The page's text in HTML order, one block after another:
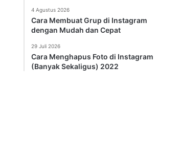
4 Agustus 2026
Cara Membuat Grup di Instagram
dengan Mudah dan Cepat
29 Juli 2026
Cara Menghapus Foto di Instagram
(Banyak Sekaligus) 2022